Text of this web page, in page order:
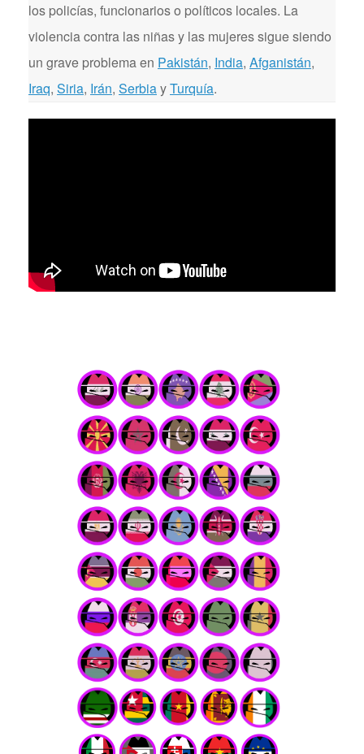
los policías, funcionarios o políticos locales. La
violencia contra las niñas y las mujeres sigue siendo
un grave problema en Pakistán, India, Afganistán,
Iraq, Siria, Irán, SerbiayTurquía.